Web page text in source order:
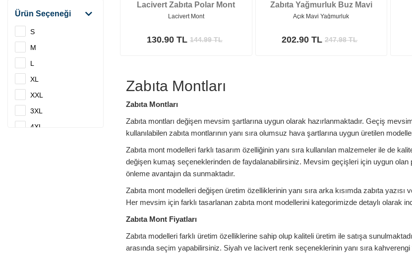
Ürün Seçeneği
S
M
L
XL
XXL
3XL
4XL
Lacivert Zabıta Polar Mont
Lacivert Mont
130.90 TL 144.99TL
Zabıta Yağmurluk Buz Mavi
Açık Mavi Yağmurluk
202.90 TL247.98TL
Zabıta Montları
Zabıta Montları
Zabıta montları değişen mevsim şartlarına uygun olarak hazırlanmaktadır. Geçiş
kullanılabilen zabıta montlarının yanı sıra olumsuz hava şartlarına uygun üretilen
Zabıta mont modelleri farklı tasarım özelliğinin yanı sıra kullanılan malzemeler ile de
değişen kumaş seçeneklerinden de faydalanabilirsiniz. Mevsim geçişleri için uygun olan
önleme avantajın da sunmaktadır.
Zabıta mont modelleri değişen üretim özelliklerinin yanı sıra arka kısımda zabıta
Her mevsim için farklı tasarlanan zabıta mont modellerini kategorimizde detaylı olarak
Zabıta Mont Fiyatları
Zabıta modelleri farklı üretim özelliklerine sahip olup kaliteli üretim ile satışa
arasında seçim yapabilirsiniz. Siyah ve lacivert renk seçeneklerinin yanı sıra